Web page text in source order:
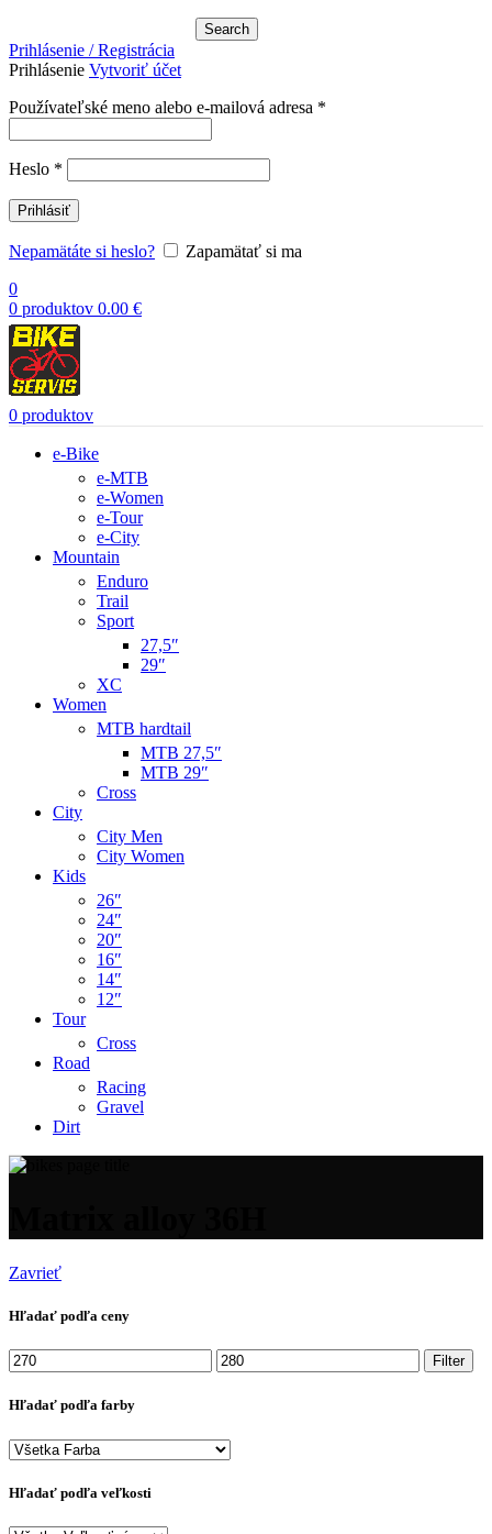
Search
Prihlásenie / Registrácia
Prihlásenie Vytvoriť účet
Používateľské meno alebo e-mailová adresa *
Heslo *
Prihlásiť
Nepamätáte si heslo?
Zapamätať si ma
0
0 produktov 0.00 €
0 produktov
e-Bike
e-MTB
e-Women
e-Tour
e-City
Mountain
Enduro
Trail
Sport
27,5″
29″
XC
Women
MTB hardtail
MTB 27,5″
MTB 29″
Cross
City
City Men
City Women
Kids
26″
24″
20″
16″
14″
12″
Tour
Cross
Road
Racing
Gravel
Dirt
Zavrieť
Hľadať podľa ceny
Minimálna
cena
Maximálna
cena
Filter
Hľadať podľa farby
Hľadať podľa veľkosti